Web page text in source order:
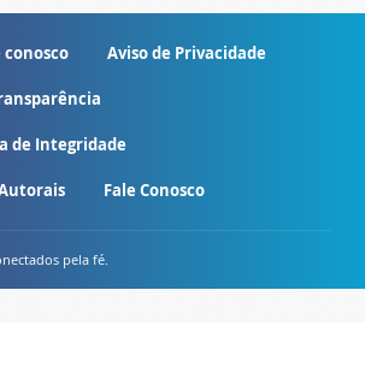
Aviso de Privacidade
de Integridade
Fale Conosco
pela fé.